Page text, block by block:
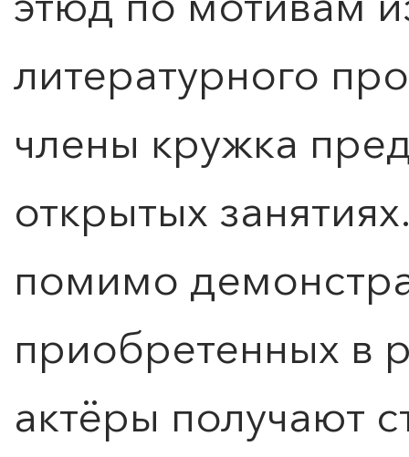
ПОИСК ПО МЕРОПРИЯТИЯМ
литературного
члены кружка
открытых
помимо
приобретенных в
актёры получают